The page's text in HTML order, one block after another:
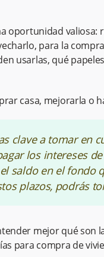
oportunidad
para la
usarlas, qué
casa, mejorarla o
clave a tomar en
los intereses
saldo en el fondo
plazos, podrás
mejor qué son
para compra de